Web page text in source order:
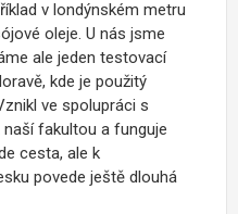
v londýnském metru
oleje. U nás jsme
ale jeden testovací
kde je použitý
ve spolupráci s
naší fakultou a funguje
cesta, ale k
povede ještě dlouhá